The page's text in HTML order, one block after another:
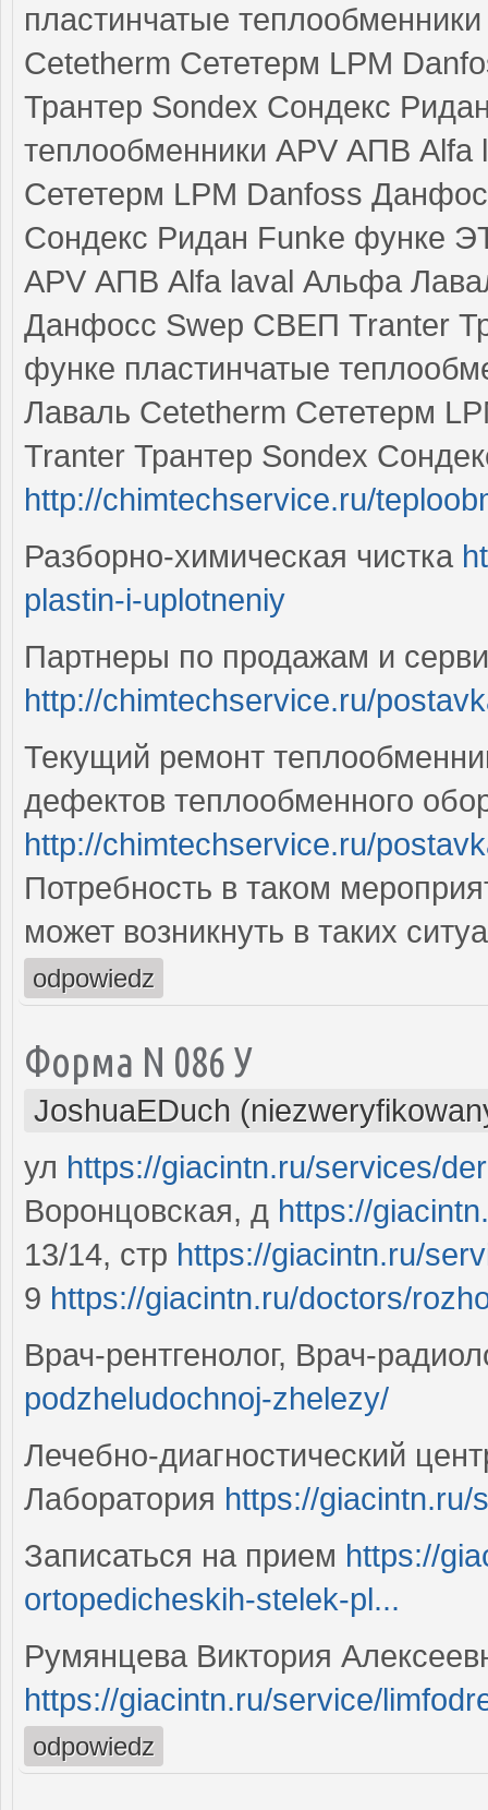
пластинчатые
Cetetherm Сететерм LPM
Трантер Sondex Сондекс
теплообменники APV АПВ
Сететерм LPM Danfoss
Сондекс Ридан Funke функе
APV АПВ Alfa laval Альфа
Данфосс Swep СВЕП Tranter
функе пластинчатые
Лаваль Cetetherm Сететерм
Tranter Трантер Sondex
http://chimtechservice.ru/
Разборно-химическая чистка
plastin-i-uplotneniy
Партнеры по продажам и
http://chimtechservice.ru/
Текущий ремонт
дефектов теплообменного
http://chimtechservice.ru/
Потребность в таком
может возникнуть в таких
odpowiedz
Форма N 086 У
JoshuaEDuch
ул https://giacintn.ru/services/
Воронцовская, д https://
13/14, стр https://giacintn.ru/
9 https://giacintn.ru/doctors/
Врач-рентгенолог, Врач-
podzheludochnoj-zhelezy/
Лечебно-диагностический
Лаборатория https://giacintn.ru/
Записаться на прием https://
ortopedicheskih-stelek-pl...
Румянцева Виктория
https://giacintn.ru/service/
odpowiedz